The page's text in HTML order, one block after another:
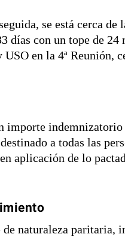
se está cerca de
con un tope de 24
en la 4ª Reunión,
importe
a todas las
aplicación de lo
naturaleza paritaria,